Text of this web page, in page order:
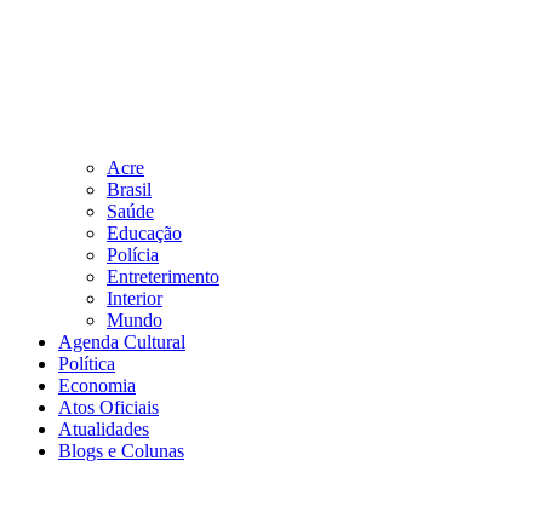
Acre
Brasil
Saúde
Educação
Polícia
Entreterimento
Interior
Mundo
Agenda Cultural
Política
Economia
Atos Oficiais
Atualidades
Blogs e Colunas